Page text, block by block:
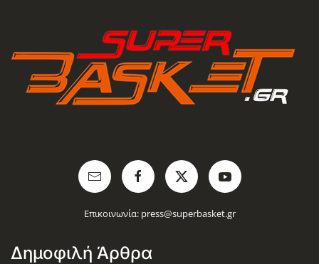
Επικοινωνία: press@superbasket.gr
Δημοφιλή Άρθρα